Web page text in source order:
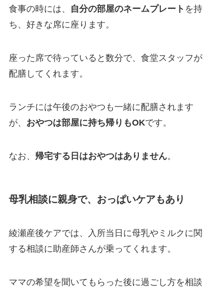
食事の時には、 自分の部屋のネームプレート を持
ち、好きな席に座ります。
座った席で待っていると数分で、食堂スタッフが
配膳してくれます。
ランチには午後のおやつも一緒に配膳されます
が、 おやつは部屋に持ち帰りもOKです。
なお、 帰宅する日はおやつはありません。
母乳相談に親身で、おっぱいケアもあり
綾瀬産後ケアでは、入所当日に母乳やミルクに関
する相談に助産師さんが乗ってくれます。
ママの希望を聞いてもらった後に過ごし方を相談